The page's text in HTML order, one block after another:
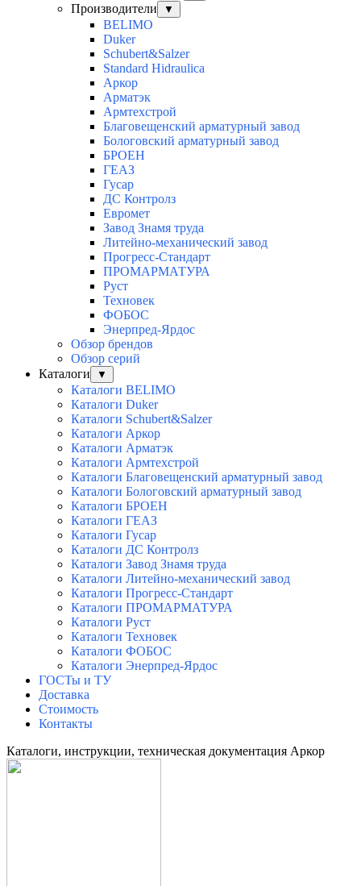
Производители ▼
BELIMO
Duker
Schubert&Salzer
Standard Hidraulica
Аркор
Арматэк
Армтехстрой
Благовещенский арматурный завод
Бологовский арматурный завод
БРОЕН
ГЕАЗ
Гусар
ДС Контролз
Евромет
Завод Знамя труда
Литейно-механический завод
Прогресс-Стандарт
ПРОМАРМАТУРА
Руст
Техновек
ФОБОС
Энерпред-Ярдос
Обзор брендов
Обзор серий
Каталоги
▼
Каталоги BELIMO
Каталоги Duker
Каталоги Schubert&Salzer
Каталоги Аркор
Каталоги Арматэк
Каталоги Армтехстрой
Каталоги Благовещенский арматурный завод
Каталоги Бологовский арматурный завод
Каталоги БРОЕН
Каталоги ГЕАЗ
Каталоги Гусар
Каталоги ДС Контролз
Каталоги Завод Знамя труда
Каталоги Литейно-механический завод
Каталоги Прогресс-Стандарт
Каталоги ПРОМАРМАТУРА
Каталоги Руст
Каталоги Техновек
Каталоги ФОБОС
Каталоги Энерпред-Ярдос
ГОСТы и ТУ
Доставка
Стоимость
Контакты
Каталоги, инструкции, техническая документация Аркор